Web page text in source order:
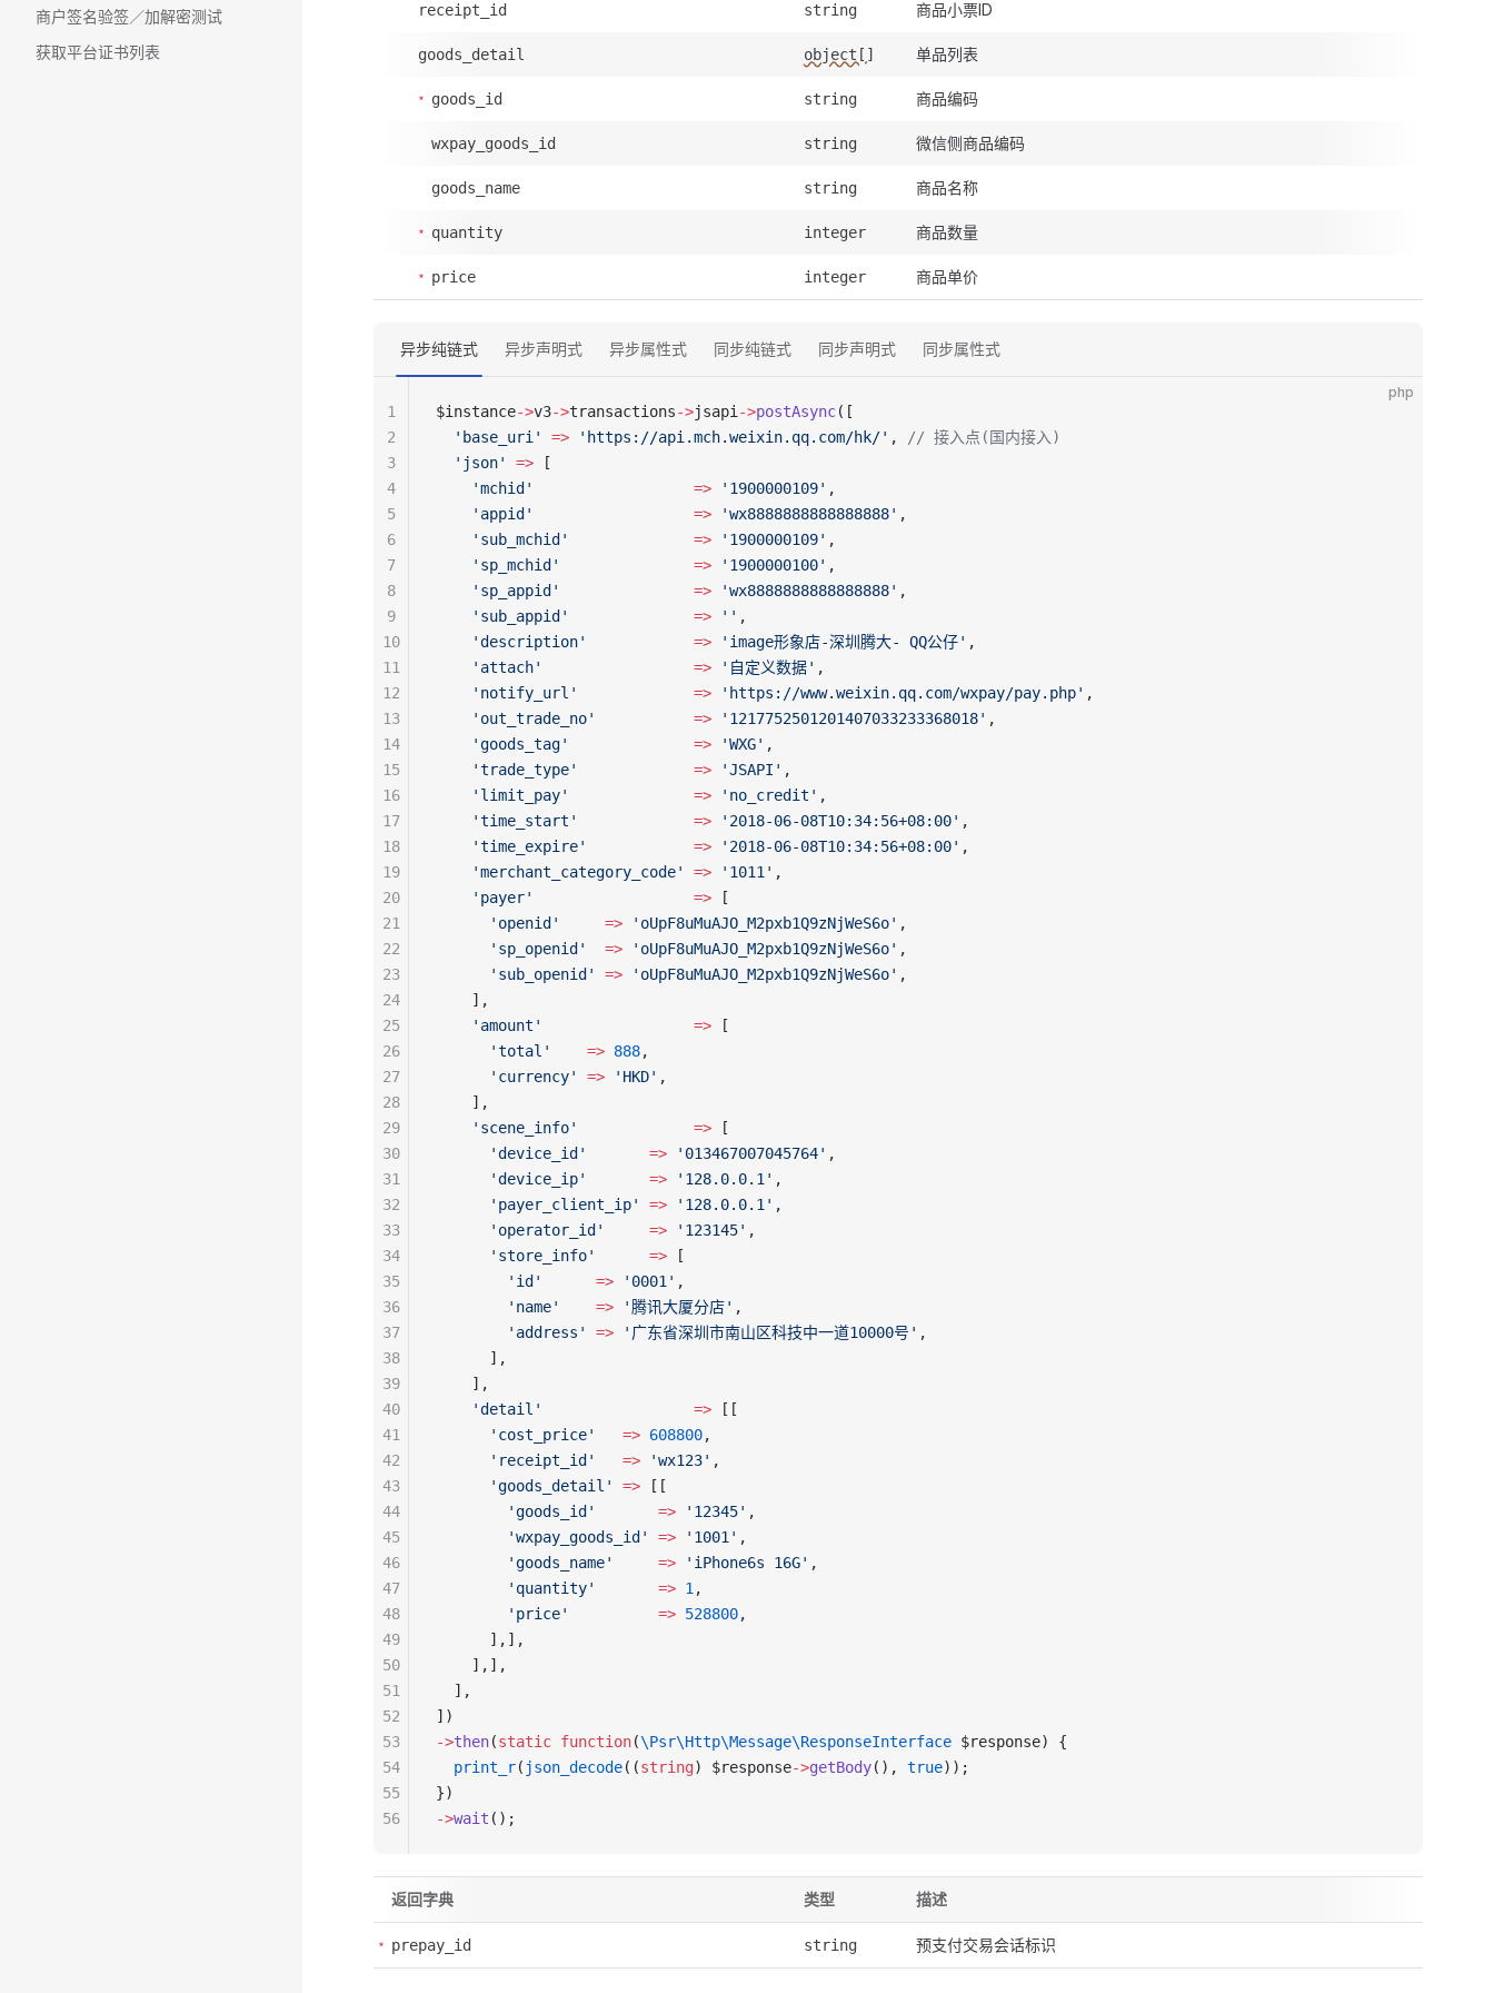
商户签名验签／加解密测试
获取平台证书列表
receipt_id string 商品小票ID
goods_detail object[] 单品列表
goods_id string 商品编码
wxpay_goods_id string 微信侧商品编码
goods_name string 商品名称
quantity integer 商品数量
price integer 商品单价
异步纯链式 异步声明式 异步属性式 同步纯链式 同步声明式 同步属性式
php
$instance->v3->transactions->jsapi ->postAsync([
  'base_uri'
=> 'https://api.mch.weixin.qq.com/hk/' ,
// 接入点(国内接入)
  'json'
=> [
    'mchid'
                  =>
'1900000109' ,
    'appid'
                  =>
'wx8888888888888888' ,
    'sub_mchid'
              =>
'1900000109' ,
    'sp_mchid'
               =>
'1900000100' ,
    'sp_appid'
               =>
'wx8888888888888888' ,
    'sub_appid'
              =>
'' ,
    'description'
            =>
'image形象店-深圳腾大- QQ公仔' ,
    'attach'
                 =>
'自定义数据' ,
    'notify_url'
             =>
'https://www.weixin.qq.com/wxpay/pay.php' ,
    'out_trade_no'
           =>
'1217752501201407033233368018' ,
    'goods_tag'
              =>
'WXG' ,
    'trade_type'
             =>
'JSAPI' ,
    'limit_pay'
              =>
'no_credit' ,
    'time_start'
             =>
'2018-06-08T10:34:56+08:00' ,
    'time_expire'
            =>
'2018-06-08T10:34:56+08:00' ,
    'merchant_category_code'
=> '1011' ,
    'payer'
                  =>
[
      'openid'
     =>
'oUpF8uMuAJO_M2pxb1Q9zNjWeS6o' ,
      'sp_openid'
  =>
'oUpF8uMuAJO_M2pxb1Q9zNjWeS6o' ,
      'sub_openid'
=> 'oUpF8uMuAJO_M2pxb1Q9zNjWeS6o' ,
    ],
    'amount'
                 =>
[
      'total'
    =>
888,
      'currency'
=> 'HKD' ,
    ],
    'scene_info'
             =>
[
      'device_id'
       =>
'013467007045764' ,
      'device_ip'
       =>
'128.0.0.1' ,
      'payer_client_ip'
=> '128.0.0.1' ,
      'operator_id'
     =>
'123145' ,
      'store_info'
      =>
[
        'id'
      =>
'0001' ,
        'name'
    =>
'腾讯大厦分店' ,
        'address'
=> '广东省深圳市南山区科技中一道10000号' ,
      ],
    ],
    'detail'
                 =>
[[
      'cost_price'
   =>
608800,
      'receipt_id'
   =>
'wx123' ,
      'goods_detail'
=> [[
        'goods_id'
       =>
'12345' ,
        'wxpay_goods_id'
=> '1001' ,
        'goods_name'
     =>
'iPhone6s 16G' ,
        'quantity'
       =>
1 ,
        'price'
          =>
528800,
      ],],
    ],],
  ],
])
->then(static function(\Psr\Http\Message\ResponseInterface $response) {
  print_r
( json_decode((string) $response->getBody(), true));
})
->wait ();
1
2
3
4
5
6
7
8
9
10
11
12
13
14
15
16
17
18
19
20
21
22
23
24
25
26
27
28
29
30
31
32
33
34
35
36
37
38
39
40
41
42
43
44
45
46
47
48
49
50
51
52
53
54
55
56
返回字典 类型 描述
prepay_id string 预支付交易会话标识